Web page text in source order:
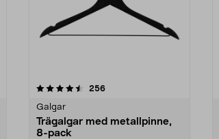
256recensioner
Galgar
Trägalgar med metallpinne,
8-pack
4.0av 5 stjärnor